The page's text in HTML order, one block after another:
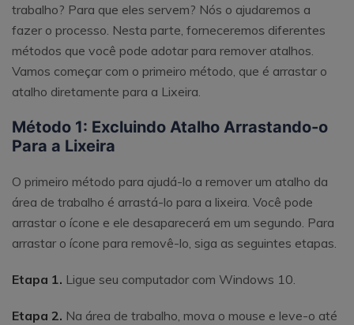
trabalho? Para que eles servem? Nós o ajudaremos a
fazer o processo. Nesta parte, forneceremos diferentes
métodos que você pode adotar para remover atalhos.
Vamos começar com o primeiro método, que é arrastar o
atalho diretamente para a Lixeira.
Método 1: Excluindo Atalho Arrastando-o
Para a Lixeira
O primeiro método para ajudá-lo a remover um atalho da
área de trabalho é arrastá-lo para a lixeira. Você pode
arrastar o ícone e ele desaparecerá em um segundo. Para
arrastar o ícone para removê-lo, siga as seguintes etapas.
Etapa 1. Ligue seu computador com Windows 10.
Etapa 2. Na área de trabalho, mova o mouse e leve-o até